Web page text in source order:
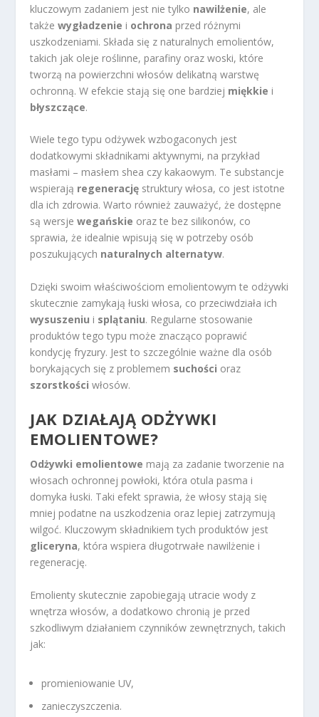
kluczowym zadaniem jest nie tylko nawilżenie, ale
takżewygładzenie i ochrona przed różnymi
uszkodzeniami. Składa się z naturalnych emolientów,
takich jak oleje roślinne, parafiny oraz woski, które
tworzą na powierzchni włosów delikatną warstwę
ochronną. W efekcie stają się one bardziej miękkie i
błyszczące.
Wiele tego typu odżywek wzbogaconych jest
dodatkowymi składnikami aktywnymi, na przykład
masłami – masłem shea czy kakaowym. Te substancje
wspierają regenerację struktury włosa, co jest istotne
dla ich zdrowia. Warto również zauważyć, że dostępne
są wersjewegańskie oraz te bez silikonów, co
sprawia, że idealnie wpisują się w potrzeby osób
poszukujących naturalnych alternatyw.
Dzięki swoim właściwościom emolientowym te odżywki
skutecznie zamykają łuski włosa, co przeciwdziała ich
wysuszeniu i splątaniu. Regularne stosowanie
produktów tego typu może znacząco poprawić
kondycję fryzury. Jest to szczególnie ważne dla osób
borykających się z problemem suchości oraz
szorstkości włosów.
JAK DZIAŁAJĄ ODŻYWKI
EMOLIENTOWE?
Odżywki emolientowe mają za zadanie tworzenie na
włosach ochronnej powłoki, która otula pasma i
domyka łuski. Taki efekt sprawia, że włosy stają się
mniej podatne na uszkodzenia oraz lepiej zatrzymują
wilgoć. Kluczowym składnikiem tych produktów jest
gliceryna, która wspiera długotrwałe nawilżenie i
regenerację.
Emolienty skutecznie zapobiegają utracie wody z
wnętrza włosów, a dodatkowo chronią je przed
szkodliwym działaniem czynników zewnętrznych, takich
jak:
promieniowanie UV,
zanieczyszczenia.